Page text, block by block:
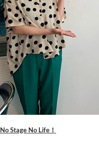
No Stage No Life！